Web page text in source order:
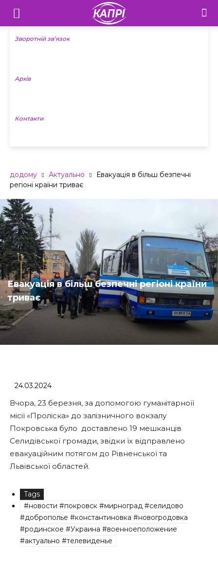
Телебачення
«Капрі»
Новини
Зворотній зв’язок
Архів
Контакти
додому Актуально
Евакуація в більш безпечні
регіоні країни триває
Евакуація в більш безпечні регіоні країни
триває
24.03.2024
Вчора, 23 березня, за допомогою гуманітарноїї
місії «Проліска» до залізничного вокзалу
Покровська було доставлено 19 мешканців
Селидівської громади, звідки їх відправлено
евакуаційним потягом до Рівненської та
Львівської областей.
Tags
#новости #покровск #мирноград #селидово
#доброполье #константиновка #новогродовка
#родинское #Украина #военноеположение
#актуально #телевиденье